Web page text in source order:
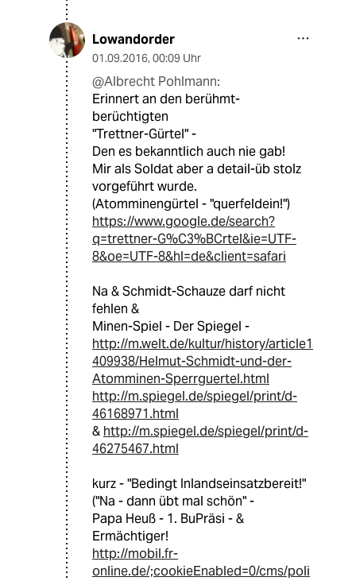
Lowandorder
01.09.2016, 00:09 Uhr
@Albrecht Pohlmann:
Erinnert an den berühmt-
berüchtigten
"Trettner-Gürtel" -
Den es bekanntlich auch nie gab!
Mir als Soldat aber a detail-üb stolz
vorgeführt wurde.
(Atomminengürtel - "querfeldein!")
https://www.google.de/search?
q=trettner-G%C3%BCrtel&ie=UTF-
8&oe=UTF-8&hl=de&client=safari
Na & Schmidt-Schauze darf nicht
fehlen &
Minen-Spiel - Der Spiegel -
http://m.welt.de/kultur/history/article1
409938/Helmut-Schmidt-und-der-
Atomminen-Sperrguertel.html
http://m.spiegel.de/spiegel/print/d-
46168971.html
& http://m.spiegel.de/spiegel/print/d-
46275467.html
kurz - "Bedingt Inlandseinsatzbereit!"
("Na - dann übt mal schön" -
Papa Heuß - 1. BuPräsi - &
Ermächtiger!
http://mobil.fr-
online.de/;cookieEnabled=0/cms/poli